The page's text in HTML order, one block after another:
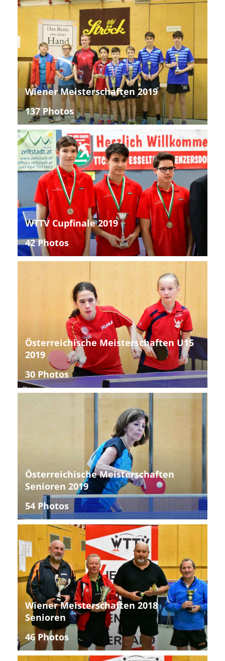
Wiener Meisterschaften 2019
137 Photos
WTTV Cupfinale 2019
42 Photos
Österreichische Meisterschaften U15
2019
30 Photos
Österreichische Meisterschaften
Senioren 2019
54 Photos
Wiener Meisterschaften 2018
Senioren
46 Photos